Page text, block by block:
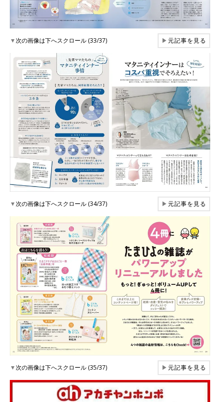
▼次の画像は下へスクロール (33/37) ▶元記事を見る
▼次の画像は下へスクロール (34/37) ▶元記事を見る
▼次の画像は下へスクロール (35/37) ▶元記事を見る